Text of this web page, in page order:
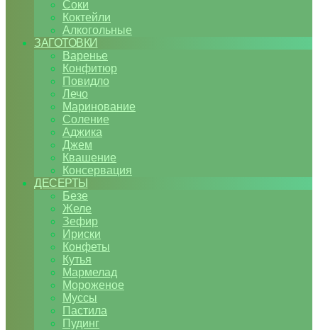
Соки
Коктейли
Алкогольные
ЗАГОТОВКИ
Варенье
Конфитюр
Повидло
Лечо
Маринование
Соление
Аджика
Джем
Квашение
Консервация
ДЕСЕРТЫ
Безе
Желе
Зефир
Ириски
Конфеты
Кутья
Мармелад
Мороженое
Муссы
Пастила
Пудинг